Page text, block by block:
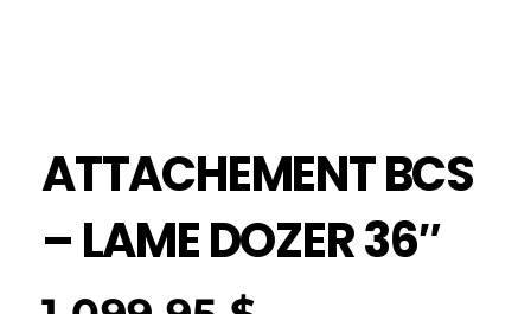
ATTACHEMENT BCS
– LAME DOZER 36″